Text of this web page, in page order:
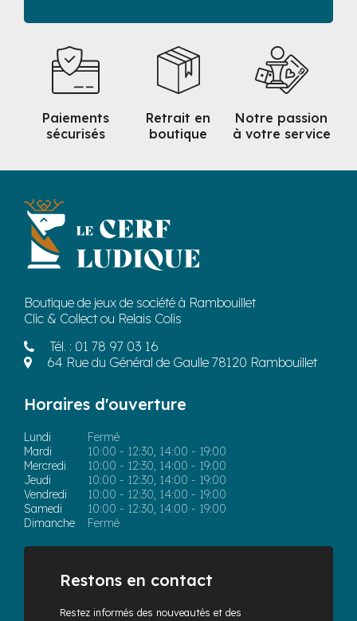
Paiements
sécurisés
Retrait en
boutique
Notre passion
à votre service
Boutique de jeux de société à Rambouillet
Clic & Collect ou Relais Colis
Tél. : 01 78 97 03 16
64 Rue du Général de Gaulle 78120 Rambouillet
Horaires d'ouverture
Lundi
Fermé
Mardi
10:00 - 12:30, 14:00 - 19:00
Mercredi
10:00 - 12:30, 14:00 - 19:00
Jeudi
10:00 - 12:30, 14:00 - 19:00
Vendredi
10:00 - 12:30, 14:00 - 19:00
Samedi
10:00 - 12:30, 14:00 - 19:00
Dimanche
Fermé
Restons en contact
Restez informés des nouveautés et des